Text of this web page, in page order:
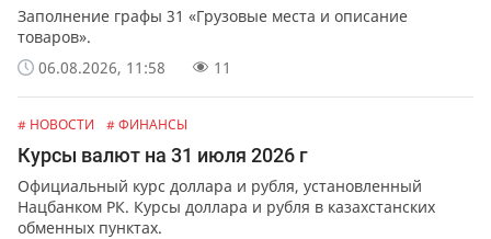
Заполнение графы 31 «Грузовые места и описание
товаров».
06.08.2026, 11:58
11
# НОВОСТИ # ФИНАНСЫ
Курсы валют на 31 июля 2026 г
Официальный курс доллара и рубля, установленный
Нацбанком РК. Курсы доллара и рубля в казахстанских
обменных пунктах.